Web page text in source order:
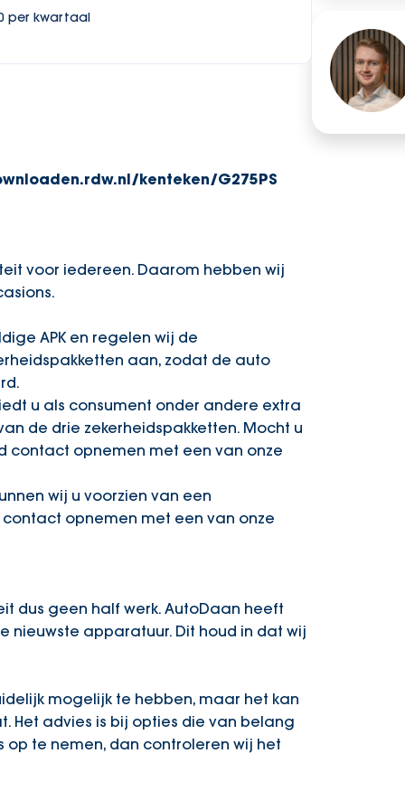
per kwartaal
kenteken/G275PS
voor iedereen. Daarom hebben wij
APK en regelen wij de
aan, zodat de auto
u als consument onder andere extra
de drie zekerheidspakketten. Mocht u
contact opnemen met een van onze
wij u voorzien van een
opnemen met een van onze
dus geen half werk. AutoDaan heeft
nieuwste apparatuur. Dit houd in dat wij
mogelijk te hebben, maar het kan
Het advies is bij opties die van belang
te nemen, dan controleren wij het